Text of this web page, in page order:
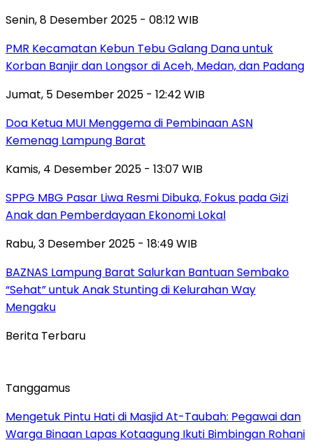
Senin, 8 Desember 2025 - 08:12 WIB
PMR Kecamatan Kebun Tebu Galang Dana untuk
Korban Banjir dan Longsor di Aceh, Medan, dan Padang
Jumat, 5 Desember 2025 - 12:42 WIB
Doa Ketua MUI Menggema di Pembinaan ASN
Kemenag Lampung Barat
Kamis, 4 Desember 2025 - 13:07 WIB
SPPG MBG Pasar Liwa Resmi Dibuka, Fokus pada Gizi
Anak dan Pemberdayaan Ekonomi Lokal
Rabu, 3 Desember 2025 - 18:49 WIB
BAZNAS Lampung Barat Salurkan Bantuan Sembako
“Sehat” untuk Anak Stunting di Kelurahan Way
Mengaku
Berita Terbaru
Tanggamus
Mengetuk Pintu Hati di Masjid At-Taubah: Pegawai dan
Warga Binaan Lapas Kotaagung Ikuti Bimbingan Rohani